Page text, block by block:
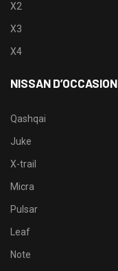
X2
X3
X4
NISSAN D’OCCASION
Qashqai
Juke
X-trail
Micra
Pulsar
Leaf
Note